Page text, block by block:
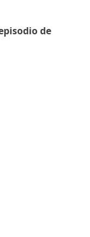
de